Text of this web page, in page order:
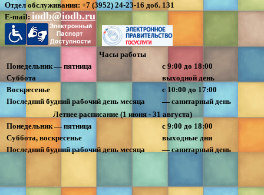
Отдел обслуживания: +7 (3952) 24-23-16 доб. 131
E-mail: iodb@iodb.ru
Часы работы
Понедельник — пятница
с 9:00 до 18:00
Суббота
выходной день
Воскресенье
с 10:00 до 17:00
Последний будний рабочий день месяца
— санитарный день
Летнее расписание (1 июня - 31 августа)
Понедельник — пятница
с 9:00 до 18:00
Суббота, воскресенье
выходные дни
Последний будний рабочий день месяца
— санитарный день